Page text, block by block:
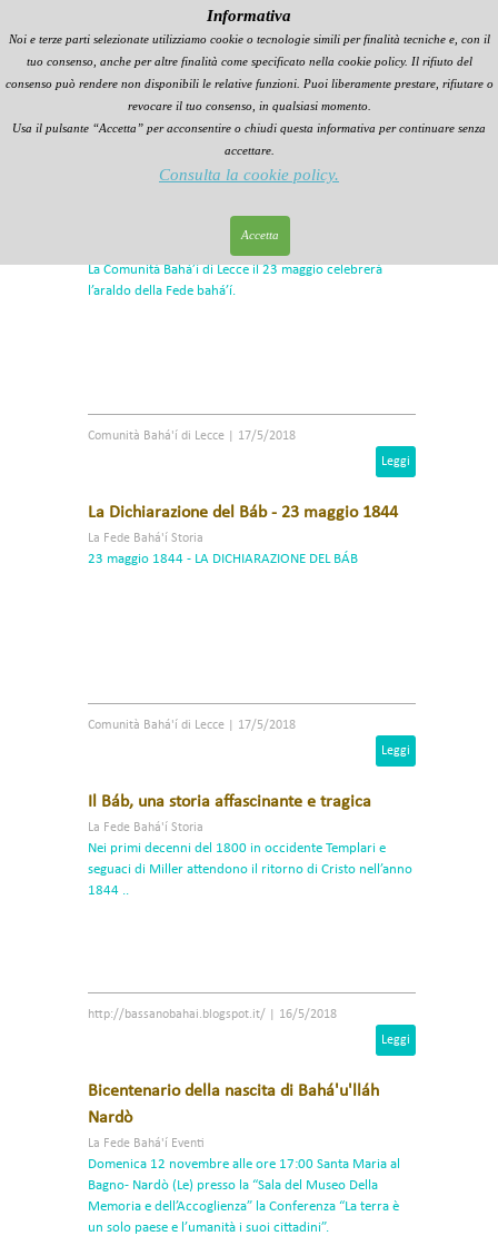
Informativa
Noi e terze parti selezionate utilizziamo cookie o tecnologie simili per finalità tecniche e, con il
tuo consenso, anche per altre finalità come specificato nella cookie policy. Il rifiuto del
consenso può rendere non disponibili le relative funzioni. Puoi liberamente prestare, rifiutare o
revocare il tuo consenso, in qualsiasi momento.
Usa il pulsante “Accetta” per acconsentire o chiudi questa informativa per continuare senza
accettare.
Consulta la cookie policy.
Accetta
Comunità Bahá'í di Lecce festeggia il Báb
La Comunità Bahá’í di Lecce il 23 maggio celebrerà
l’araldo della Fede bahá’í.
Comunità Bahá'í di Lecce
17/5/2018
Leggi
La Dichiarazione del Báb - 23 maggio 1844
La Fede Bahá'í Storia
23 maggio 1844 - LA DICHIARAZIONE DEL BÁB
Comunità Bahá'í di Lecce
17/5/2018
Leggi
Il Báb, una storia affascinante e tragica
La Fede Bahá'í Storia
Nei primi decenni del 1800 in occidente Templari e
seguaci di Miller attendono il ritorno di Cristo nell’anno
1844 ..
http://bassanobahai.blogspot.it/
16/5/2018
Leggi
Bicentenario della nascita di Bahá'u'lláh
Nardò
La Fede Bahá'í Eventi
Domenica 12 novembre alle ore 17:00 Santa Maria al
Bagno- Nardò (Le) presso la “Sala del Museo Della
Memoria e dell’Accoglienza” la Conferenza “La terra è
un solo paese e l’umanità i suoi cittadini”.